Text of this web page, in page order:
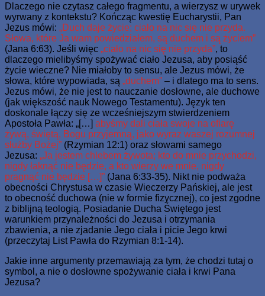
Dlaczego nie czytasz całego fragmentu, a wierzysz w urywek
wyrwany z kontekstu? Kończąc kwestię Eucharystii, Pan
Jezus mówi: „Duch daje życie; ciało na nic się nie przyda.
Słowa, które Ja wam powiedziałem, są duchem i są życiem”
(Jana 6:63). Jeśli więc „ciało na nic się nie przyda”, to
dlaczego mielibyśmy spożywać ciało Jezusa, aby posiąść
życie wieczne? Nie miałoby to sensu, ale Jezus mówi, że
słowa, które wypowiada, są „duchem” – i dlatego ma to sens.
Jezus mówi, że nie jest to nauczanie dosłowne, ale duchowe
(jak większość nauk Nowego Testamentu). Język ten
doskonale łączy się ze wcześniejszym stwierdzeniem
Apostoła Pawła: „[…] abyśmy dali ciała swoje na ofiarę
żywą, świętą, Bogu przyjemną, jako wyraz waszej rozumnej
służby Bożej” (Rzymian 12:1) oraz słowami samego
Jezusa: „Ja jestem chlebem żywota; kto do mnie przychodzi,
nigdy łaknąć nie będzie, a kto wierzy we mnie, nigdy
pragnąć nie będzie […]” (Jana 6:33-35). Nikt nie podważa
obecności Chrystusa w czasie Wieczerzy Pańskiej, ale jest
to obecność duchowa (nie w formie fizycznej), co jest zgodne
z biblijną teologią. Posiadanie Ducha Świętego jest
warunkiem przynależności do Jezusa i otrzymania
zbawienia, a nie zjadanie Jego ciała i picie Jego krwi
(przeczytaj List Pawła do Rzymian 8:1-14).
Jakie inne argumenty przemawiają za tym, że chodzi tutaj o
symbol, a nie o dosłowne spożywanie ciała i krwi Pana
Jezusa?